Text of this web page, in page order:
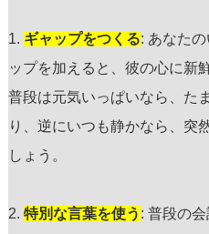
1. ギャップをつくる: あなた
ップを加えると、彼の心に新
普段は元気いっぱいなら、た
り、逆にいつも静かなら、突
しょう。
2. 特別な言葉を使う : 普段の